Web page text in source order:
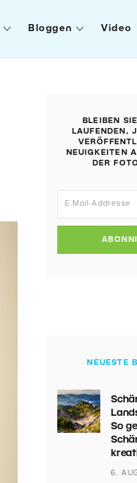
Bloggen Video
BLEIBEN
LAUFENDEN,
NEUIGKEITEN
DER
NEUESTE
So
6.